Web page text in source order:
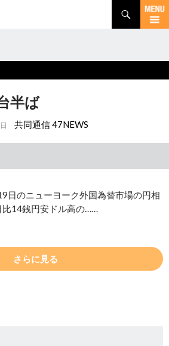
半ば
共同通信 47NEWS
日のニューヨーク外国為替市場の円相
比14銭円安ドル高の……
さらに見る